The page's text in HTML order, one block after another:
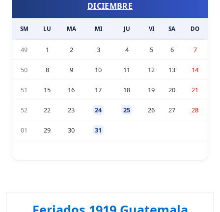
DICIEMBRE
SM LU MA MI JU VI SA DO
49 1 2 3 4 5 6 7
50 8 9 10 11 12 13 14
51 15 16 17 18 19 20 21
52 22 23 24 25 26 27 28
01 29 30 31